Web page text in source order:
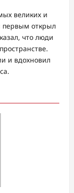
великих и
первым открыл
что люди
и вдохновил